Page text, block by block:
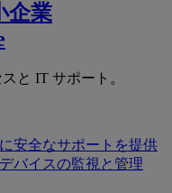
企業
と IT サポート。
安全なサポートを提供
デバイスの監視と管理